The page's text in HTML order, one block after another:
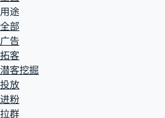
用途
全部
广告
拓客
潜客挖掘
投放
进粉
拉群